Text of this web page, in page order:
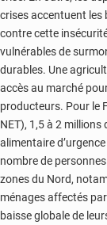
crises accentuent les
contre cette
vulnérables de
durables. Une
accès au marché
producteurs. Pour le
NET), 1,5 à 2
alimentaire
nombre de
zones du Nord,
ménages affectés
baisse globale de